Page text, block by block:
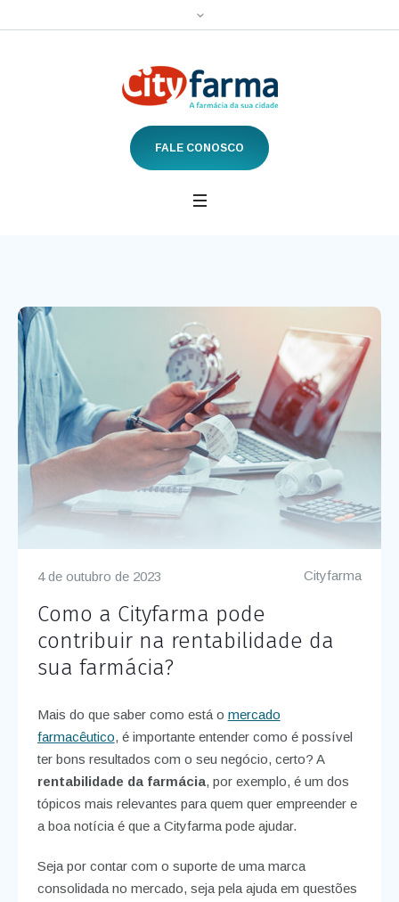
FALE CONOSCO
Cityfarma
4 de outubro de 2023
Como a Cityfarma pode
contribuir na rentabilidade da
sua farmácia?
Mais do que saber como está o mercado
farmacêutico, é importante entender como é possível
ter bons resultados com o seu negócio, certo? A
rentabilidade da farmácia, por exemplo, é um dos
tópicos mais relevantes para quem quer empreender e
a boa notícia é que a Cityfarma pode ajudar.
Seja por contar com o suporte de uma marca
consolidada no mercado, seja pela ajuda em questões